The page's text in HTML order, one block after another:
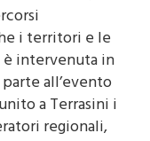
i territori e le
è intervenuta in
all’evento
a Terrasini i
regionali,